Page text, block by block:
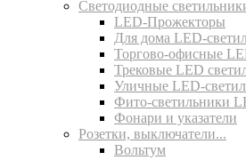
Светодиодные
LED-Прожекторы
Для дома LED-
Торгово-офисные
Трековые LED
Уличные LED-
Фито-светильники
Фонари и указатели
Розетки, выключатели...
Вольтум